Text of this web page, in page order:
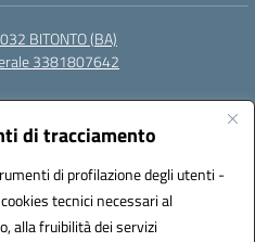
di tracciamento
di profilazione degli utenti -
tecnici necessari al
alla fruibilità dei servizi
BITONTO (BA)
3381807642
batd220004@pec.istruzione.it
(IPA): itcvg